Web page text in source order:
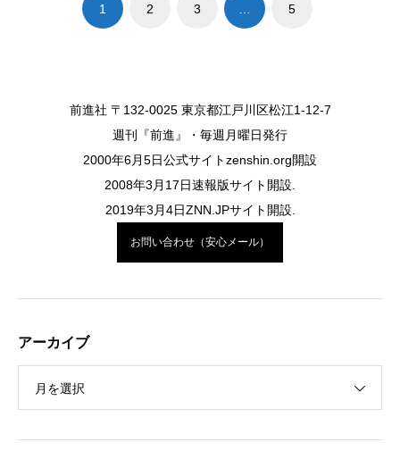
1 2 3 5
前進社 〒132-0025 東京都江戸川区松江1-12-7
週刊『前進』・毎週月曜日発行
2000年6月5日公式サイトzenshin.org開設
2008年3月17日速報版サイト開設.
2019年3月4日ZNN.JPサイト開設.
お問い合わせ（安心メール）
アーカイブ
月を選択